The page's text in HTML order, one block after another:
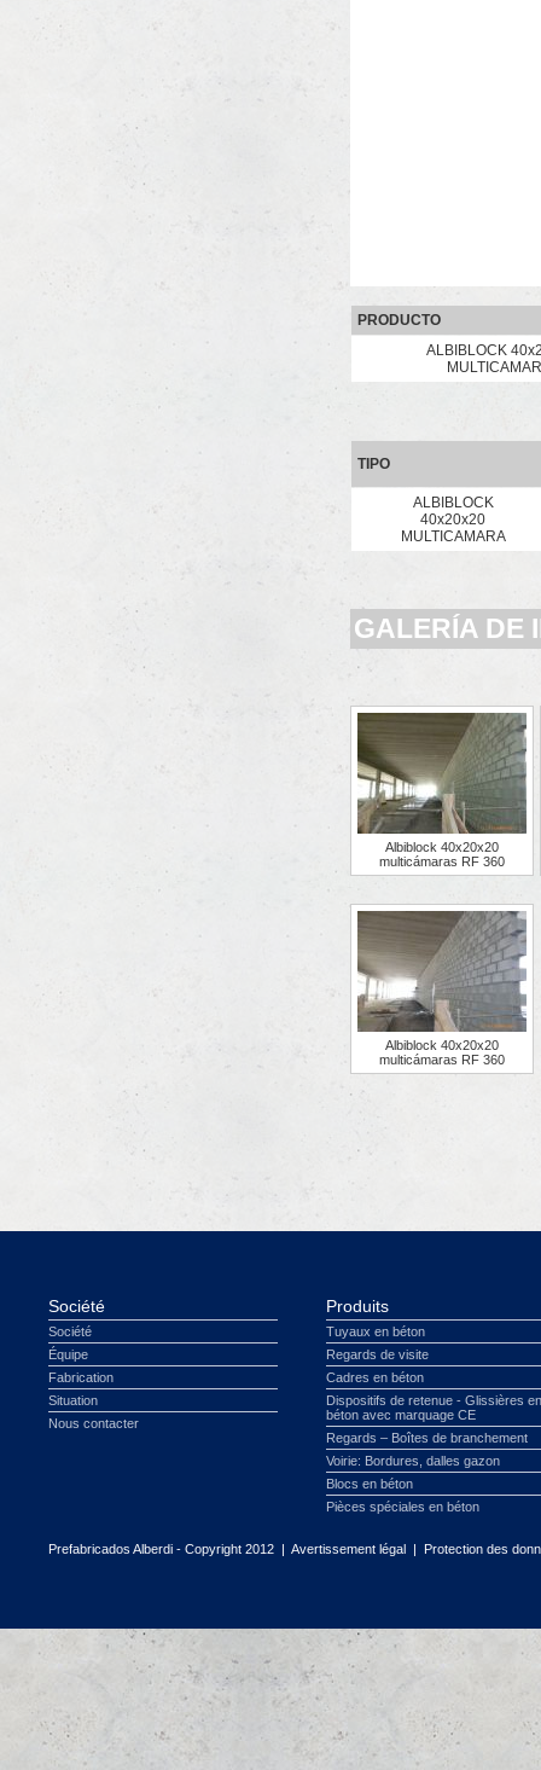
PRODUCTO
ALBIBLOCK
TIPO
ALBIBLOCK
40x20x20
MULTICAMARA
GALERÍA DE
Albiblock 40x20x20
multicámaras RF 360
Albiblock 40x20x20
multicámaras RF 360
Société
Société
Équipe
Fabrication
Situation
Nous contacter
Produits
Tuyaux en béton
Regards de visite
Cadres en béton
Dispositifs de retenue - Glissières en
béton avec marquage CE
Regards – Boîtes de branchement
Voirie: Bordures, dalles gazon
Blocs en béton
Pièces spéciales en béton
Prefabricados Alberdi - Copyright 2012 | Avertissement légal | Protection des